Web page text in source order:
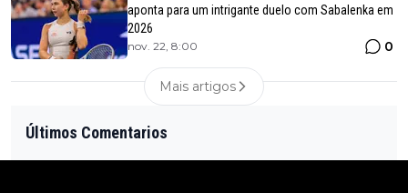
aponta para um intrigante duelo com Sabalenka em
2026
nov. 22, 8:00 0
Mais artigos
Últimos Comentarios